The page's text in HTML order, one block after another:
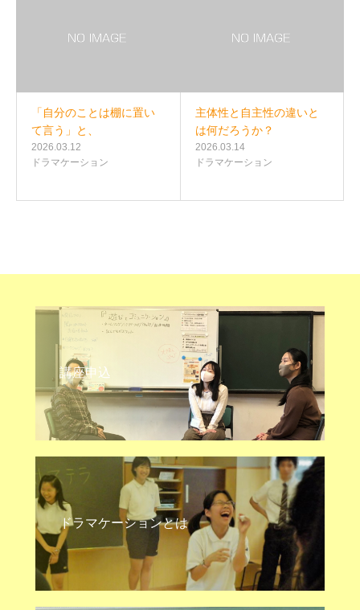
「自分のことは棚に置い
て言う」と、
2026.03.12
ドラマケーション
主体性と自主性の違いと
は何だろうか？
2026.03.14
ドラマケーション
講座申込
ドラマケーションとは